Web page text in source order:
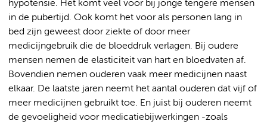
hypotensie. Het komt veel voor bij jonge tengere mensen
in de pubertijd. Ook komt het voor als personen lang in
bed zijn geweest door ziekte of door meer
medicijngebruik die de bloeddruk verlagen. Bij oudere
mensen nemen de elasticiteit van hart en bloedvaten af.
Bovendien nemen ouderen vaak meer medicijnen naast
elkaar. De laatste jaren neemt het aantal ouderen dat vijf of
meer medicijnen gebruikt toe. En juist bij ouderen neemt
de gevoeligheid voor medicatiebijwerkingen -zoals